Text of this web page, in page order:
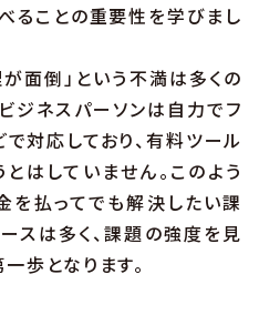
ることの重要性を学びまし
面倒」という不満は多くの
ジネスパーソンは自力でフ
対応しており、有料ツール
はしていません。このよう
を払ってでも解決したい課
スは多く、課題の強度を見
歩となります。